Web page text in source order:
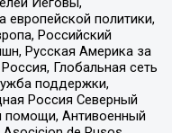
европейской политики,
Российский
Русская Америка за
Глобальная сеть
поддержки,
Россия Северный
помощи, Антивоенный